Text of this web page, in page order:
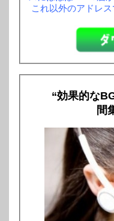
これ以外のアドレ
“効果的な
間